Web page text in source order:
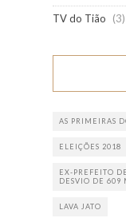
TV do Tião
(3)
AS PRIMEIRAS
ELEIÇÕES 2018
EX-PREFEITO
DESVIO DE 609
LAVA JATO